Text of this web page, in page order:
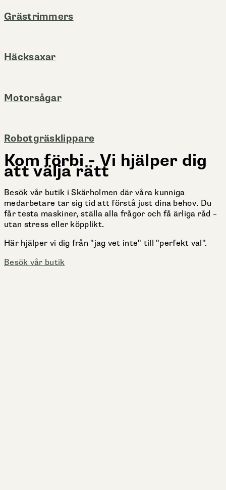
Grästrimmers
Häcksaxar
Motorsågar
Robotgräsklippare
Kom förbi - Vi hjälper dig
att välja rätt
Besök vår butik i Skärholmen där våra kunniga
medarbetare tar sig tid att förstå just dina behov. Du
får testa maskiner, ställa alla frågor och få ärliga råd –
utan stress eller köpplikt.
Här hjälper vi dig från "jag vet inte" till "perfekt val".
Besök vår butik